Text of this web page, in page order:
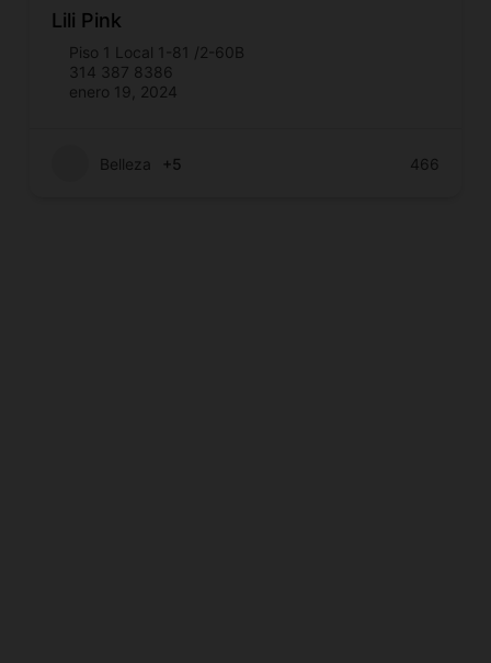
Lili Pink
Piso 1 Local 1-81 /2-60B
314 387 8386
enero 19, 2024
Belleza +5 466